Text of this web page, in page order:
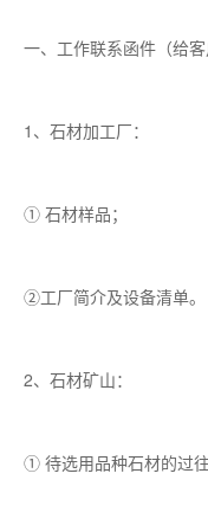
一、工作联系函件（给
1、石材加工厂：
① 石材样品；
②工厂简介及设备清单。
2、石材矿山：
① 待选用品种石材的过往